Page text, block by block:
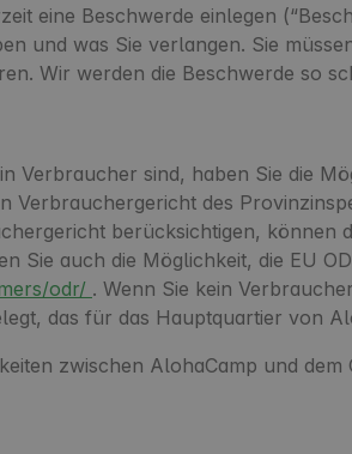
eine Beschwerde einlegen
und was Sie verlangen. Sie
Wir werden die Beschwerde so
Verbraucher sind, haben Sie die
des
berücksichtigen, können
Sie auch die Möglichkeit, die EU
odr/ . Wenn Sie kein
das für das Hauptquartier von
zwischen AlohaCamp und dem